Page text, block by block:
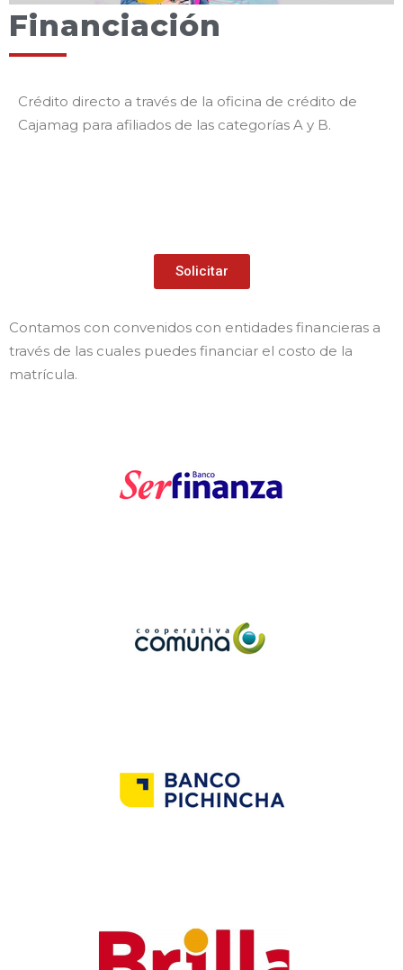
Financiación
Crédito directo a través de la oficina de crédito de
Cajamag para afiliados de las categorías A y B.
Solicitar
Contamos con convenidos con entidades financieras a
través de las cuales puedes financiar el costo de la
matrícula.